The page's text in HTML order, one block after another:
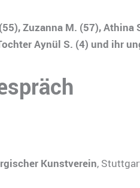
Zuzanna M. (57), Athina
Aynül S. (4) und ihr
Kunstverein,